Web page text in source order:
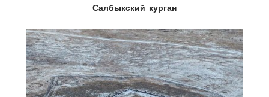
Салбыкский курган